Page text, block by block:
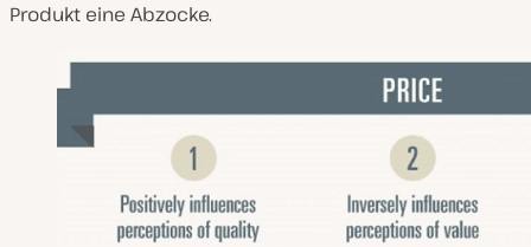
Produkt eine Abzocke.